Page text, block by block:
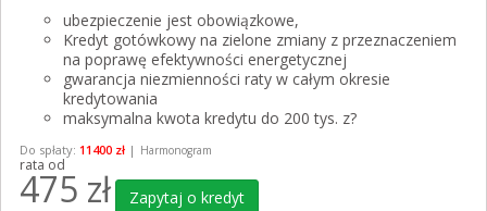
ubezpieczenie jest obowiązkowe,
Kredyt gotówkowy na zielone zmiany z przeznaczeniem
na poprawę efektywności energetycznej
gwarancja niezmienności raty w całym okresie
kredytowania
maksymalna kwota kredytu do 200 tys. z?
Do spłaty: 11400 zł | Harmonogram
rata od
475 zł Zapytaj o kredyt